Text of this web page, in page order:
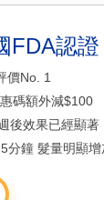
FDA認
價No. 1
碼額外減$100
後效果已經顯著
分鐘 髮量明顯增